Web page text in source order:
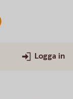
Logga in